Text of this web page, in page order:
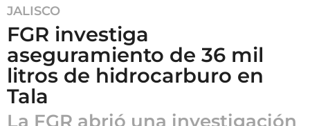
1
m
e
s
g
o
JALISCO
FGR investiga
aseguramiento de 36 mil
litros de hidrocarburo en
Tala
La FGR abrió una investigación